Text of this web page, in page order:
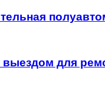
выездом для